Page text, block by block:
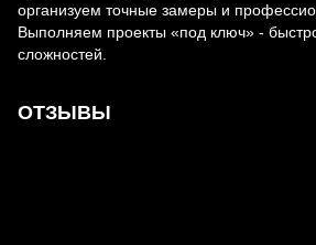
организуем точные замеры и
Выполняем проекты «под ключ» -
сложностей.
ОТЗЫВЫ